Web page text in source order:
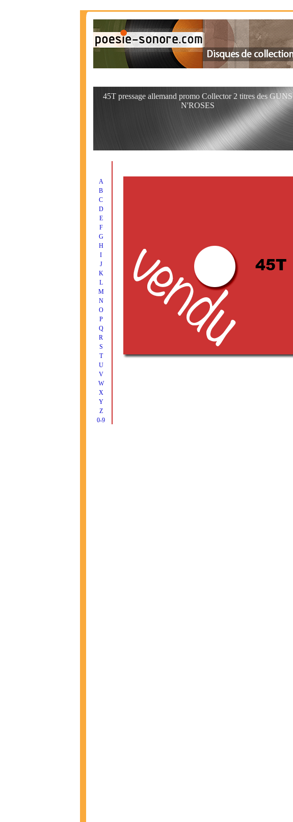
45T pressage allemand promo Collector 2 titres des GUNS
N'ROSES
A
B
C
D
E
F
G
H
I
J
K
L
M
N
O
P
Q
R
S
T
U
V
W
X
Y
Z
0-9